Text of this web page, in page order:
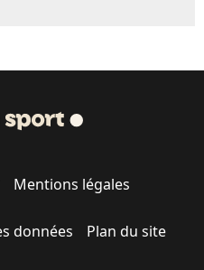
Mentions légales
données Plan du site